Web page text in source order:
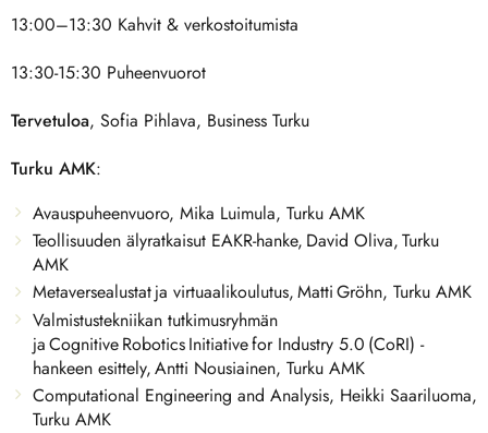
13:00–13:30 Kahvit & verkostoitumista
13:30-15:30 Puheenvuorot
Tervetuloa, Sofia Pihlava, Business Turku
Turku AMK:
Avauspuheenvuoro, Mika Luimula, Turku AMK
Teollisuuden älyratkaisut EAKR-hanke, David Oliva, Turku
AMK
Metaversealustat ja virtuaalikoulutus, Matti Gröhn, Turku AMK
Valmistustekniikan tutkimusryhmän
ja Cognitive Robotics Initiative for Industry 5.0 (CoRI) -
hankeen esittely, Antti Nousiainen, Turku AMK
Computational Engineering and Analysis, Heikki Saariluoma,
Turku AMK